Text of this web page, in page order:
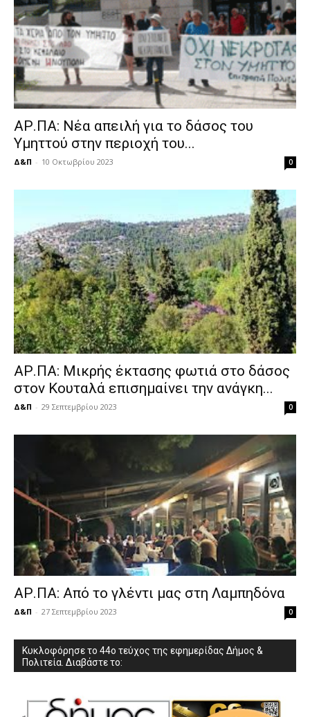
ΑΡ.ΠΑ: Νέα απειλή για το δάσος του
Υμηττού στην περιοχή του...
Δ&Π - 10 Οκτωβρίου 2023 0
ΑΡ.ΠΑ: Μικρής έκτασης φωτιά στο δάσος
στον Κουταλά επισημαίνει την ανάγκη...
Δ&Π - 29 Σεπτεμβρίου 2023 0
ΑΡ.ΠΑ: Από το γλέντι μας στη Λαμπηδόνα
Δ&Π - 27 Σεπτεμβρίου 2023 0
Κυκλοφόρησε το 44ο τεύχος της εφημερίδας Δήμος &
Πολιτεία. Διαβάστε το: